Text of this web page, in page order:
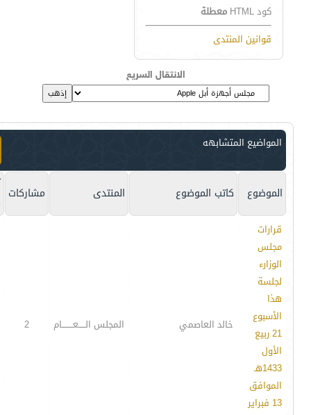
كود HTML
معطلة
قوانين المنتدى
الانتقال السريع
المواضيع المتشابهه
الموضوع كاتب الموضوع المنتدى مشاركات
قرارات
مجلس
الوزارء
لجلسة
هذا
الأسبوع
21 ربيع
الأول
1433هـ
الموافق
13 فبراير
خالد العاصمي المجلس الـــــعــــــــام 2